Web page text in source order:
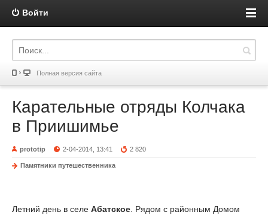
Войти
Полная версия сайта
Карательные отряды Колчака
в Приишимье
prototip 2-04-2014, 13:41 2 820
Памятники путешественника
Летний день в селе Абатское . Рядом с районным Домом